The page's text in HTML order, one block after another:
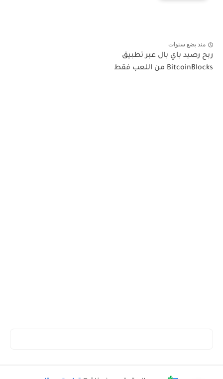
منذ بضع سنوات
ربح رصيد باي بال عبر تطبيق
BitcoinBlocks من اللعب فقط